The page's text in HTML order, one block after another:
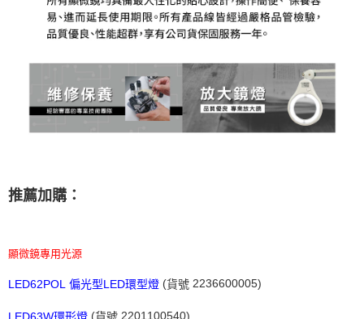
推薦加購：
顯微鏡專用光源
LED62POL 偏光型LED環型燈 (貨號 2236600005)
( 2201100540)